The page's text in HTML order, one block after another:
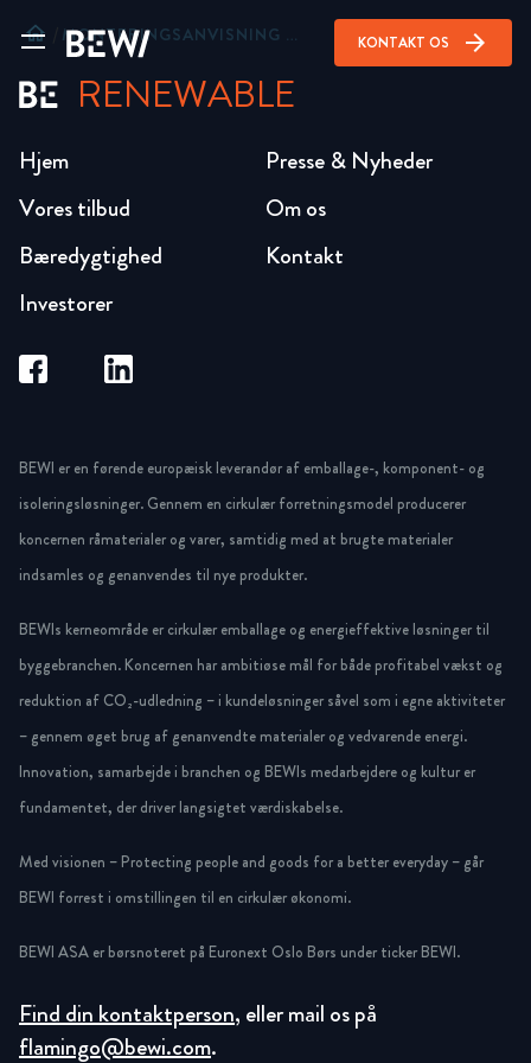
KONTAKT OS arrow_forward
home MONTERINGSANVISNING BEWI STEP TRINLYDSPLADE
RENEWABLE
Hjem
Vores tilbud
Bæredygtighed
Investorer
Presse & Nyheder
Om os
Kontakt
BEWI er en førende europæisk leverandør af emballage-, komponent- og
isoleringsløsninger. Gennem en cirkulær forretningsmodel producerer
koncernen råmaterialer og varer, samtidig med at brugte materialer
indsamles og genanvendes til nye produkter.
BEWIs kerneområde er cirkulær emballage og energieffektive løsninger til
byggebranchen. Koncernen har ambitiøse mål for både profitabel vækst og
reduktion af CO₂-udledning – i kundeløsninger såvel som i egne aktiviteter
– gennem øget brug af genanvendte materialer og vedvarende energi.
Innovation, samarbejde i branchen og BEWIs medarbejdere og kultur er
fundamentet, der driver langsigtet værdiskabelse.
Med visionen – Protecting people and goods for a better everyday – går
BEWI forrest i omstillingen til en cirkulær økonomi.
BEWI ASA er børsnoteret på Euronext Oslo Børs under ticker BEWI.
Find din kontaktperson, eller mail os på
flamingo@bewi.com.